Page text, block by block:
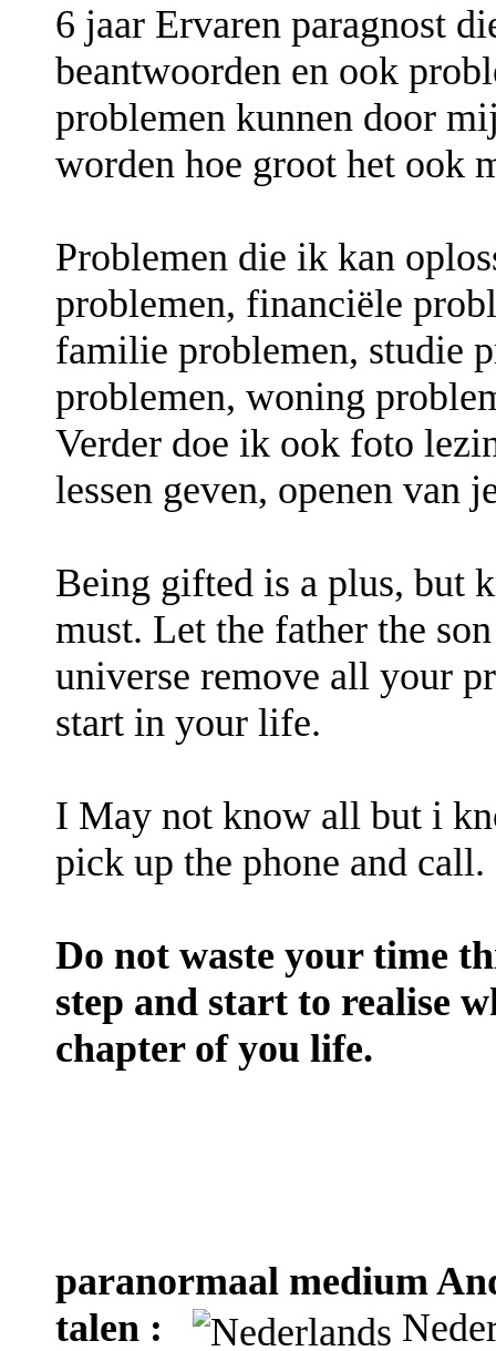
6 jaar Ervaren paragnost
beantwoorden en ook
problemen kunnen door
worden hoe groot het ook
Problemen die ik kan
problemen, financiële
familie problemen, studie
problemen, woning
Verder doe ik ook foto
lessen geven, openen van
Being gifted is a plus, but
must. Let the father the
universe remove all your
start in your life.
I May not know all but i
pick up the phone and call.
Do not waste your time
step and start to realise
chapter of you life.
paranormaal medium
talen :